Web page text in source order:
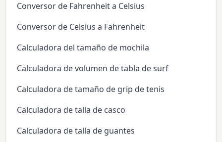
Conversor de Fahrenheit a Celsius
Conversor de Celsius a Fahrenheit
Calculadora del tamaño de mochila
Calculadora de volumen de tabla de surf
Calculadora de tamaño de grip de tenis
Calculadora de talla de casco
Calculadora de talla de guantes